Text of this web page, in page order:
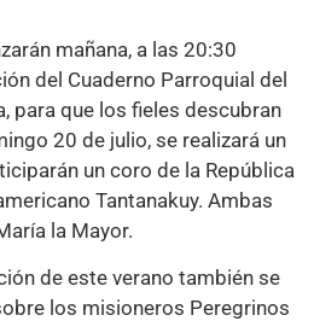
mañana, a las 20:30
del Cuaderno Parroquial del
para que los fieles descubran
20 de julio, se realizará un
un coro de la República
Tantanakuy. Ambas
la Mayor.
de este verano también se
los misioneros Peregrinos